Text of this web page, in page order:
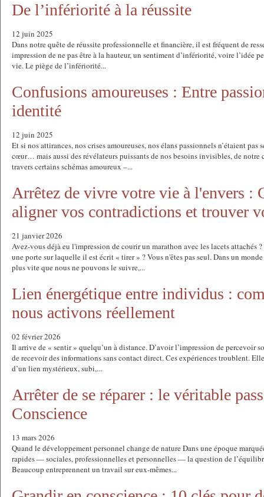
De l’infériorité à la réussite
12 juin 2025
Dans notre quête de réussite professionnelle et financière, il est fréquent de
impression de ne pas être à la hauteur, un sentiment d’infériorité, voire l’idée
vie. Le piège de l’infériorité...
Confusions amoureuses : Entre
identité
12 juin 2025
Et si nos attirances, nos crises amoureuses, nos élans passionnels n’étaient pas
cœur… mais aussi des révélateurs puissants de nos besoins invisibles, de
travers certains schémas amoureux –...
Arrêtez de vivre votre vie à l'envers :
aligner vos contradictions et trouver
21 janvier 2026
Avez-vous déjà eu l'impression de courir un marathon avec les lacets attachés
une porte sur laquelle il est écrit « tirer » ? Vous n'êtes pas seul. Dans un
plus vite que nous ne pouvons le suivre,...
Lien énergétique entre individus :
nous activons réellement
02 février 2026
Il arrive de « sentir » quelqu’un à distance. D’avoir l’impression de percevoir
de recevoir des informations sans contact direct. Ces expériences troublent.
d’un lien mystérieux, subi,...
Arrêter de se réparer : le véritable
Conscience
13 mars 2026
Quand le développement personnel change de nature Dans une époque
rapides — sociales, professionnelles et personnelles — la question de
Beaucoup entreprennent un travail sur eux-mêmes...